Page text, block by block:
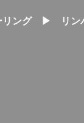
リング ▶ リ